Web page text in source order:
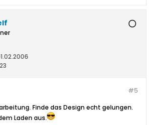
#5
Finde das Design echt gelungen.
Laden aus.